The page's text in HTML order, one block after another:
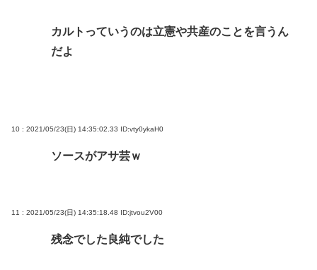
カルトっていうのは立憲や共産のことを言うん
だよ
10 : 2021/05/23(日) 14:35:02.33 ID:vty0ykaH0
ソースがアサ芸ｗ
11 : 2021/05/23(日) 14:35:18.48 ID:jtvou2V00
残念でした良純でした